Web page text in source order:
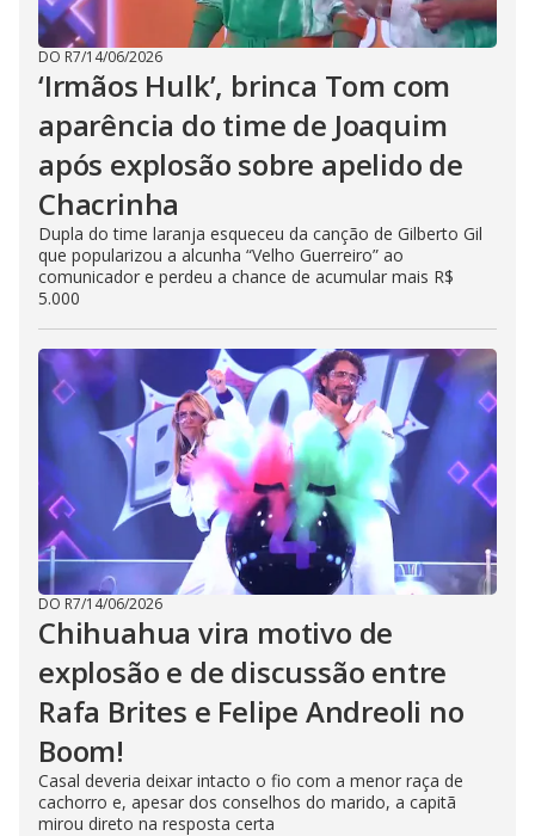
DO R7/14/06/2026
‘Irmãos Hulk’, brinca Tom com
aparência do time de Joaquim
após explosão sobre apelido de
Chacrinha
Dupla do time laranja esqueceu da canção de Gilberto Gil
que popularizou a alcunha “Velho Guerreiro” ao
comunicador e perdeu a chance de acumular mais R$
5.000
DO R7/14/06/2026
Chihuahua vira motivo de
explosão e de discussão entre
Rafa Brites e Felipe Andreoli no
Boom!
Casal deveria deixar intacto o fio com a menor raça de
cachorro e, apesar dos conselhos do marido, a capitã
mirou direto na resposta certa